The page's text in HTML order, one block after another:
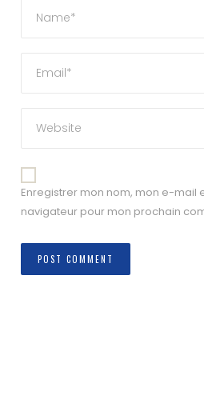
Enregistrer mon nom, mon e-mail
navigateur pour mon prochain